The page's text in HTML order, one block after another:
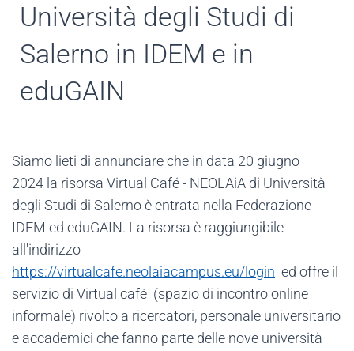
Università degli Studi di
Salerno in IDEM e in
eduGAIN
Siamo lieti di annunciare che in data 20 giugno
2024 la risorsa Virtual Café - NEOLAiA di Università
degli Studi di Salernoè entrata nella Federazione
IDEM ed eduGAIN. La risorsa è raggiungibile
all'indirizzo
https://virtualcafe.neolaiacampus.eu/login ed offre il
servizio di Virtual café (spazio di incontro online
informale) rivolto a ricercatori, personale universitario
e accademici che fanno parte delle nove università